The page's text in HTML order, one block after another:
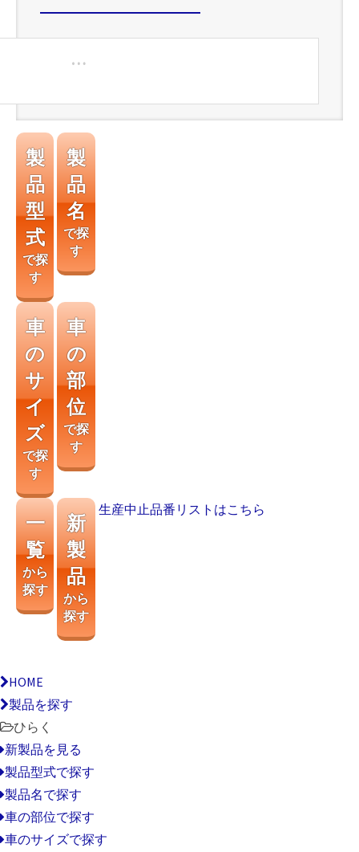
製
品
型
式
で探
す
製
品
名
で探
す
車
の
サ
イ
ズ
で探
す
車
の
部
位
で探
す
一
覧
から
探す
新
製
品
から
探す
生産中止品番リストはこちら
HOME
製品を探す
ひらく
新製品を見る
製品型式で探す
製品名で探す
車の部位で探す
車のサイズで探す